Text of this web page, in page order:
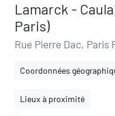
Lamarck -
Paris)
Rue Pierre Dac, Paris
Coordonnées
Lieux à proximité